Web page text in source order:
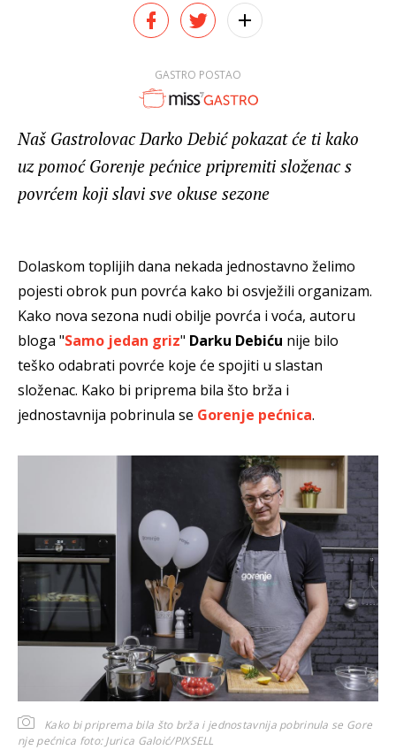
GASTRO POSTAO
Naš Gastrolovac Darko Debić pokazat će ti kako
uz pomoć Gorenje pećnice pripremiti složenac s
povrćem koji slavi sve okuse sezone
Dolaskom toplijih dana nekada jednostavno želimo
pojesti obrok pun povrća kako bi osvježili organizam.
Kako nova sezona nudi obilje povrća i voća, autoru
bloga "Samo jedan griz" Darku Debiću nije bilo
teško odabrati povrće koje će spojiti u slastan
složenac. Kako bi priprema bila što brža i
jednostavnija pobrinula se Gorenje pećnica.
Kako bi priprema bila što brža i jednostavnija pobrinula se Gore
nje pećnica foto: Jurica Galoić/PIXSELL